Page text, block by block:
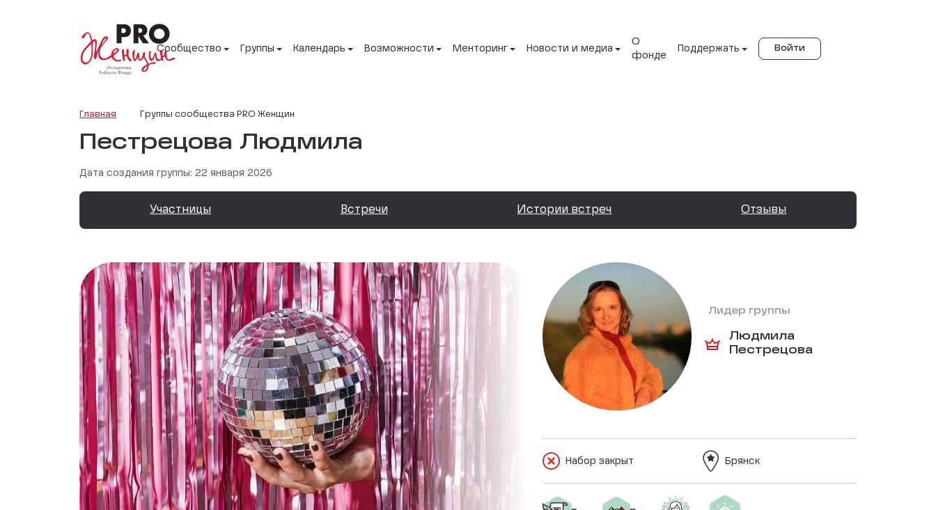
Сообщество Группы Календарь Возможности Менторинг Новости и медиа
О
фонде
Поддержать Войти
Главная Группы сообщества PRO Женщин
Пестрецова Людмила
Дата создания группы: 22 января 2026
Участницы Встречи Истории встреч Отзывы
Лидер группы
Людмила
Пестрецова
Набор закрыт Брянск